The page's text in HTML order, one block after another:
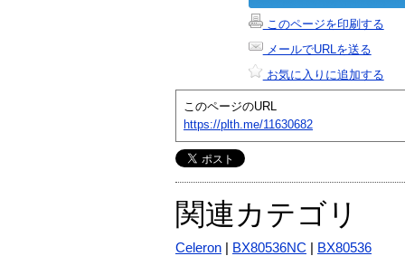
このページを印刷する
メールでURLを送る
お気に入りに追加する
このページのURL
https://plth.me/11630682
関連カテゴリ
Celeron BX80536NC BX80536